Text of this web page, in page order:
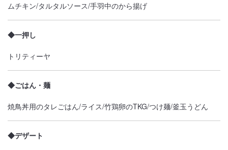
ムチキン/タルタルソース/手羽中のから揚げ
◆一押し
トリティーヤ
◆ごはん・麺
焼鳥丼用のタレごはん/ライス/竹鶏卵のTKG/つけ麺/釜玉うどん
◆デザート